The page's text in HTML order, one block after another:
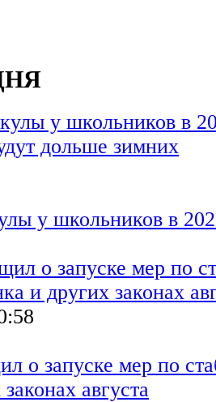
у школьников в
о запуске мер по
августа